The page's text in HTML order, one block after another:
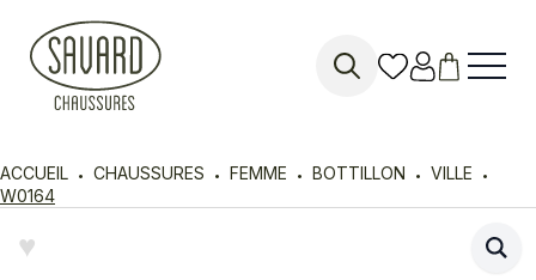
ACCUEIL CHAUSSURES FEMME BOTTILLON
VILLE
W0164
♥︎